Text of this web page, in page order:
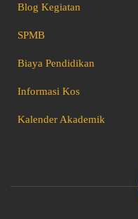
Blog Kegiatan
SPMB
Biaya Pendidikan
Informasi Kos
Kalender Akademik